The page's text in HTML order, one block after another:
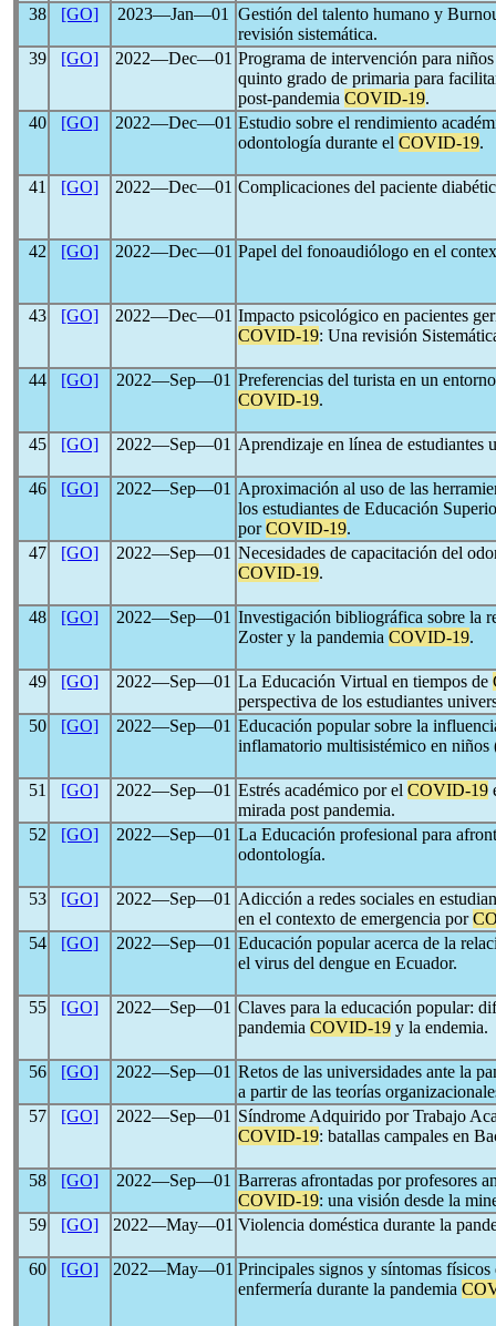
38
[GO] 2023―Jan―01
Gestión del talento humano y
revisión sistemática.
39
[GO] 2022―Dec―01 Programa de intervención para
quinto grado de primaria para
post-pandemia COVID-19.
40
[GO] 2022―Dec―01 Estudio sobre el rendimiento
odontología durante el COVID-19.
41 [GO] 2022―Dec―01 Complicaciones del paciente
42 [GO] 2022―Dec―01 Papel del fonoaudiólogo en el
43 [GO] 2022―Dec―01 Impacto psicológico en pacientes
COVID-19: Una revisión
44 [GO] 2022―Sep―01 Preferencias del turista en un
COVID-19.
45 [GO] 2022―Sep―01 Aprendizaje en línea de estudiantes
46 [GO] 2022―Sep―01 Aproximación al uso de las
los estudiantes de Educación
porCOVID-19.
47
[GO] 2022―Sep―01 Necesidades de capacitación del
COVID-19.
48 [GO] 2022―Sep―01 Investigación bibliográfica sobre la
Zoster y la pandemia COVID-19.
49 [GO] 2022―Sep―01 La Educación Virtual en tiempos de
perspectiva de los estudiantes
50
[GO] 2022―Sep―01 Educación popular sobre la
inflamatorio multisistémico en
51 [GO] 2022―Sep―01 Estrés académico por el COVID-19
mirada post pandemia.
52
[GO] 2022―Sep―01 La Educación profesional para
odontología.
53 [GO] 2022―Sep―01 Adicción a redes sociales en
en el contexto de emergencia por
54
[GO] 2022―Sep―01 Educación popular acerca de la
el virus del dengue en Ecuador.
55 [GO] 2022―Sep―01 Claves para la educación popular:
pandemia COVID-19 y la endemia.
56 [GO] 2022―Sep―01 Retos de las universidades ante la
a partir de las teorías
57
[GO] 2022―Sep―01 Síndrome Adquirido por Trabajo
COVID-19: batallas campales en
58 [GO] 2022―Sep―01 Barreras afrontadas por profesores
COVID-19: una visión desde la
59
[GO] 2022―May―01 Violencia doméstica durante la
60 [GO] 2022―May―01 Principales signos y síntomas físicos
enfermería durante la pandemia